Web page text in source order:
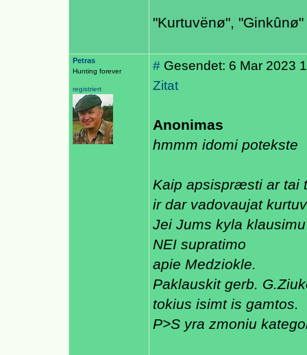
"Kurtuvënø",
Petras
Hunting forever
registriert
# Gesendet: 6 Mar 2023
Zitat
Anonimas
hmmm idomi potekste
Kaip apsispræsti ar tai
ir dar vadovaujat
Jei Jums kyla
NEI supratimo
apie Medziokle.
Paklauskit gerb.
tokius isimt is gamtos.
P>S yra zmoniu